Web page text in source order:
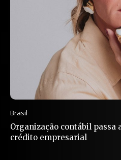
Brasil
Organização contábil passa
crédito empresarial